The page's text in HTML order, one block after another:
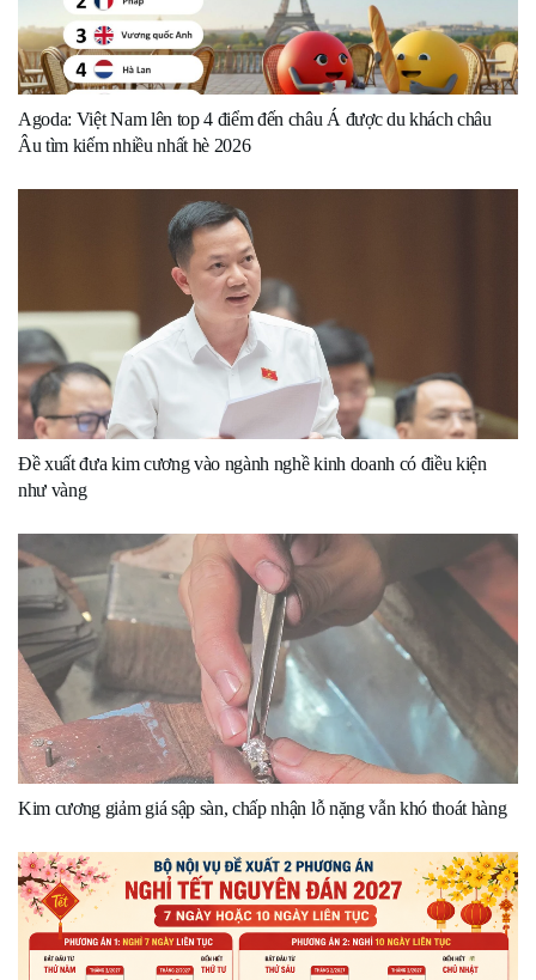
Agoda: Việt Nam lên top 4 điểm đến châu Á được du khách châu
Âu tìm kiếm nhiều nhất hè 2026
Đề xuất đưa kim cương vào ngành nghề kinh doanh có điều kiện
như vàng
Kim cương giảm giá sập sàn, chấp nhận lỗ nặng vẫn khó thoát hàng